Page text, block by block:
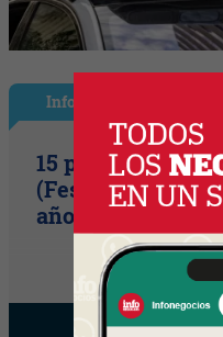
InfoShow
15 primaveras
(Festival Música
años)